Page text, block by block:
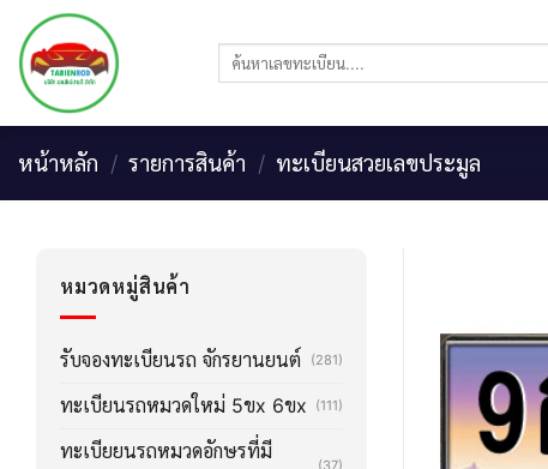
content
ค้นหา:
หน้าหลัก / รายการสินค้า / ทะเบียนสวยเลขประมูล
หมวดหมู่สินค้า
รับจองทะเบียนรถ จักรยานยนต์ (281)
ทะเบียนรถหมวดใหม่ 5ขx 6ขx (111)
ทะเบียยนรถหมวดอักษรที่มี
(37)